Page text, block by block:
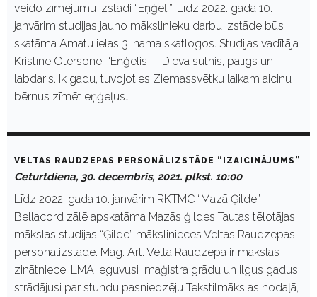
veido zīmējumu izstādi “Eņģeļi”. Līdz 2022. gada 10.
janvārim studijas jauno mākslinieku darbu izstāde būs
skatāma Amatu ielas 3. nama skatlogos. Studijas vadītāja
Kristīne Otersone: “Eņģelis – Dieva sūtnis, palīgs un
labdaris. Ik gadu, tuvojoties Ziemassvētku laikam aicinu
bērnus zīmēt eņģeļus…
VELTAS RAUDZEPAS PERSONĀLIZSTĀDE “IZAICINĀJUMS”
Ceturtdiena, 30. decembris, 2021. plkst. 10:00
Līdz 2022. gada 10. janvārim RKTMC “Mazā Ģilde”
Bellacord zālē apskatāma Mazās ģildes Tautas tēlotājas
mākslas studijas “Ģilde” mākslinieces Veltas Raudzepas
personālizstāde. Mag. Art. Velta Raudzepa ir mākslas
zinātniece, LMA ieguvusi maģistra grādu un ilgus gadus
strādājusi par stundu pasniedzēju Tekstilmākslas nodaļā,